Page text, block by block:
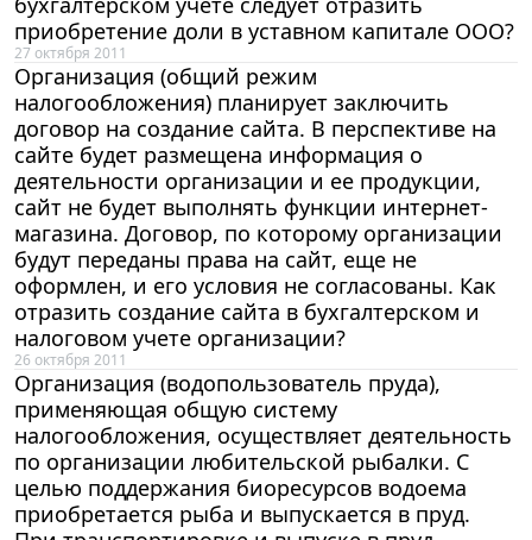
приобретение доли в уставном капитале ООО?
27 октября 2011
Организация (общий режим
налогообложения) планирует заключить
договор на создание сайта. В перспективе на
сайте будет размещена информация о
деятельности организации и ее продукции,
сайт не будет выполнять функции интернет-
магазина. Договор, по которому организации
будут переданы права на сайт, еще не
оформлен, и его условия не согласованы. Как
отразить создание сайта в бухгалтерском и
налоговом учете организации?
26 октября 2011
Организация (водопользователь пруда),
применяющая общую систему
налогообложения, осуществляет деятельность
по организации любительской рыбалки. С
целью поддержания биоресурсов водоема
приобретается рыба и выпускается в пруд.